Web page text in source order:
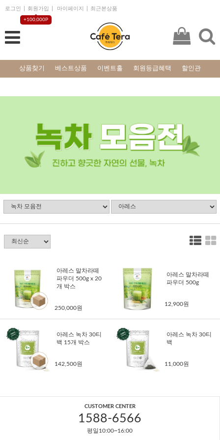
로그인 회원가입
+100,000P
마이페이지 최근본상품
상품찾기 베스트상품 이벤트홀 회원등급혜택 할인관
아레스 말차라떼
파우더 500g x 20
개 박스
250,000원
아레스 말차라떼
파우더 500g
12,900원
아레스 녹차 30티
백 15개 박스
142,500원
아레스 녹차 30티
백
11,000원
CUSTOMER CENTER
1588-6566
평일10:00~16:00